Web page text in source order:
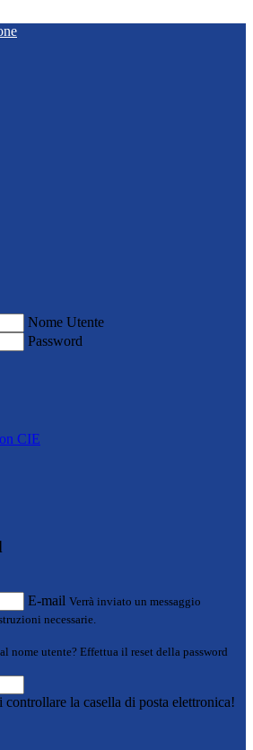
Nome Utente
Password
CIE
E-mail Verrà inviato un messaggio
necessarie.
nome utente? Effettua il reset della password
la casella di posta elettronica!